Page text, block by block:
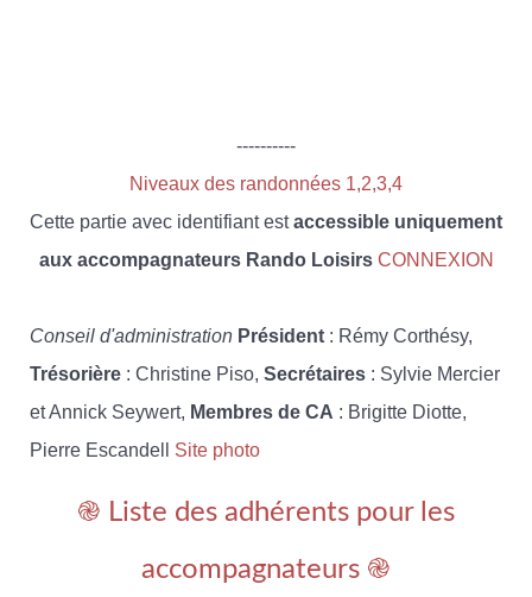
----------
Niveaux des randonnées 1,2,3,4
Cette partie avec identifiant estaccessible uniquement
aux accompagnateurs Rando Loisirs CONNEXION
Conseil d'administration Président : Rémy Corthésy,
Trésorière : Christine Piso, Secrétaires : Sylvie Mercier
et Annick Seywert, Membres de CA : Brigitte Diotte,
Pierre Escandell Site photo
֎ Liste des adhérents pour les
accompagnateurs ֎